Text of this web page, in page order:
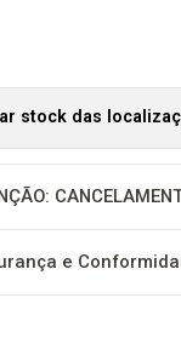
stock das
e